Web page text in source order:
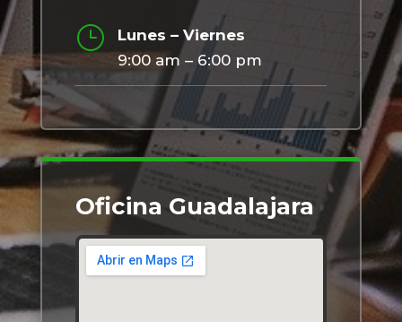
}
Lunes – Viernes
9:00 am – 6:00 pm
Oficina Guadalajara